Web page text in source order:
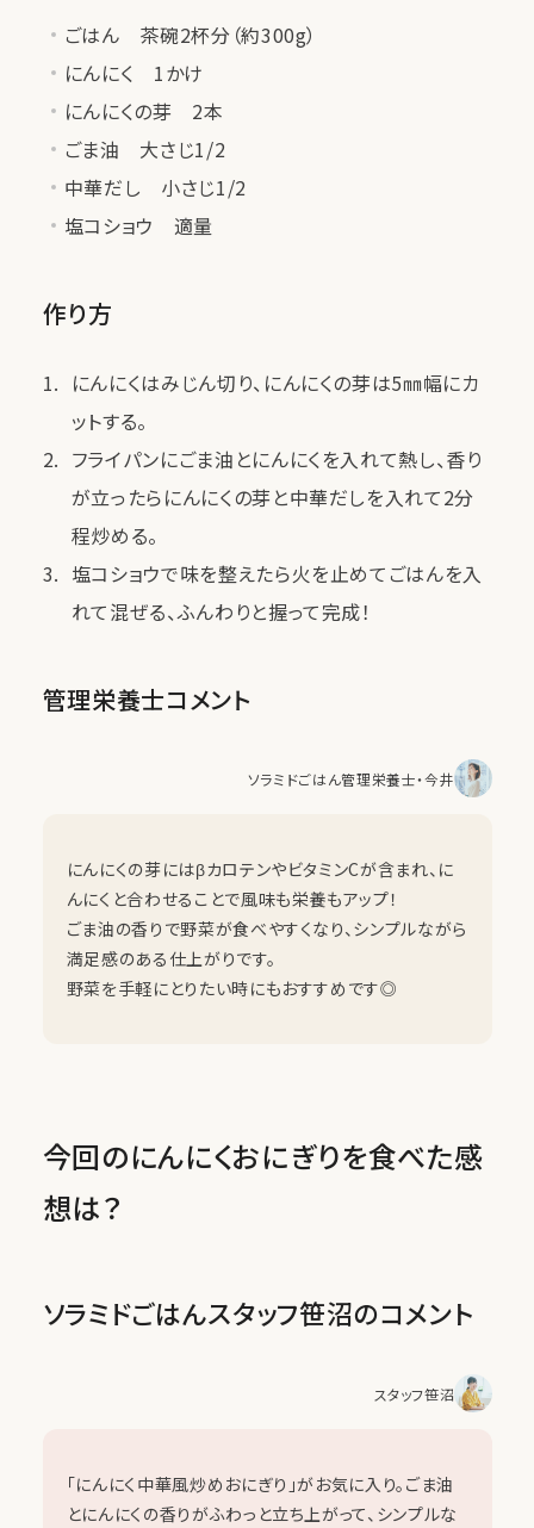
ごはん 茶碗2杯分（約300g）
にんにく 1かけ
にんにくの芽 2本
ごま油 大さじ1/2
中華だし 小さじ1/2
塩コショウ 適量
作り方
にんにくはみじん切り、にんにくの芽は5㎜幅にカ
ットする。
フライパンにごま油とにんにくを入れて熱し、香り
が立ったらにんにくの芽と中華だしを入れて2分
程炒める。
塩コショウで味を整えたら火を止めてごはんを入
れて混ぜる、ふんわりと握って完成！
管理栄養士コメント
ソラミドごはん管理栄養士・今井
にんにくの芽にはβカロテンやビタミンCが含まれ、に
んにくと合わせることで風味も栄養もアップ！
ごま油の香りで野菜が食べやすくなり、シンプルながら
満足感のある仕上がりです。
野菜を手軽にとりたい時にもおすすめです◎
今回のにんにくおにぎりを食べた感
想は？
ソラミドごはんスタッフ笹沼のコメント
スタッフ笹沼
「にんにく中華風炒めおにぎり」がお気に入り。ごま油
とにんにくの香りがふわっと立ち上がって、シンプルな